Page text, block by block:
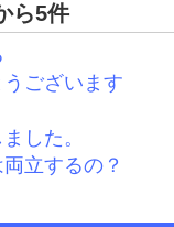
ら5件
ございます
した。
立するの？